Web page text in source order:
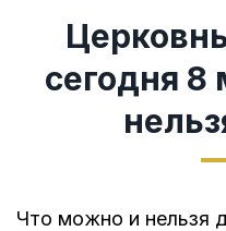
сегодня 8
Что можно и нельзя